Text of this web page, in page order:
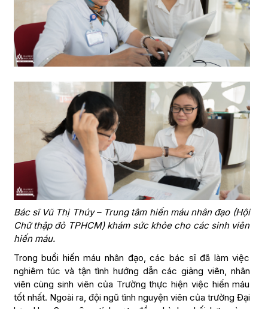
Bác sĩ Vũ Thị Thúy – Trung tâm hiến máu nhân đạo (Hội
Chữ thập đỏ TPHCM) khám sức khỏe cho các sinh viên
hiến máu.
Trong buổi hiến máu nhân đạo, các bác sĩ đã làm việc
nghiêm túc và tận tình hướng dẫn các giảng viên, nhân
viên cùng sinh viên của Trường thực hiện việc hiến máu
tốt nhất. Ngoài ra, đội ngũ tình nguyện viên của trường Đại